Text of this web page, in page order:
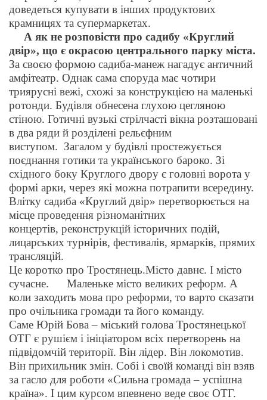
доведеться купувати в інших продуктових
крамницях та супермаркетах.
А як не розповісти про садибу «Круглий
двір», що є окрасою центрального парку міста.
За своєю формою садиба-манеж нагадує античний
амфітеатр. Однак сама споруда має чотири
триярусні вежі, схожі за конструкцією на маленькі
ротонди. Будівля обнесена глухою цегляною
стіною. Готичні вузькі стрілчасті вікна розташовані
в два ряди й розділені рельєфним
виступом. Загалом у будівлі простежується
поєднання готики та українського бароко. Зі
східного боку Круглого двору є головні ворота у
формі арки, через які можна потрапити всередину.
Влітку садиба «Круглий двір» перетворюється на
місце проведення різноманітних
концертів, реконструкцій історичних подій,
лицарських турнірів, фестивалів, ярмарків, прямих
трансляцій.
Це коротко про Тростянець.Місто давнє. І місто
сучасне.
Маленьке місто великих реформ. А
коли заходить мова про реформи, то варто сказати
про очільника громади та його команду.
Саме Юрій Бова – міський голова Тростянецької
ОТГ є рушієм і ініціатором всіх перетворень на
підвідомчій території. Він лідер. Він локомотив.
Він прихильник змін. Собі і своїй команді він взяв
за гасло для роботи «Сильна громада – успішна
країна». І цим курсом впевнено веде своє ОТГ.